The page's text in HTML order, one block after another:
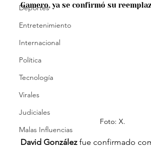
Deportes
Entretenimiento
Internacional
Política
Tecnología
Virales
Judiciales
Malas Influencias
Gamero, ya se confirmó su
Foto: X.
David González fue confirmado